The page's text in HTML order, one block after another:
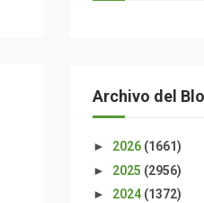
Archivo del
► 2026 (1661)
► 2025 (2956)
► 2024 (1372)